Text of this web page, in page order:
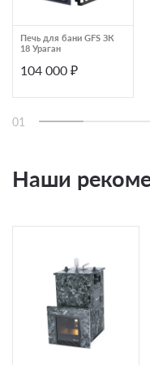
Печь для бани GFS ЗК
18 Ураган
104 000 ₽
01
Наши